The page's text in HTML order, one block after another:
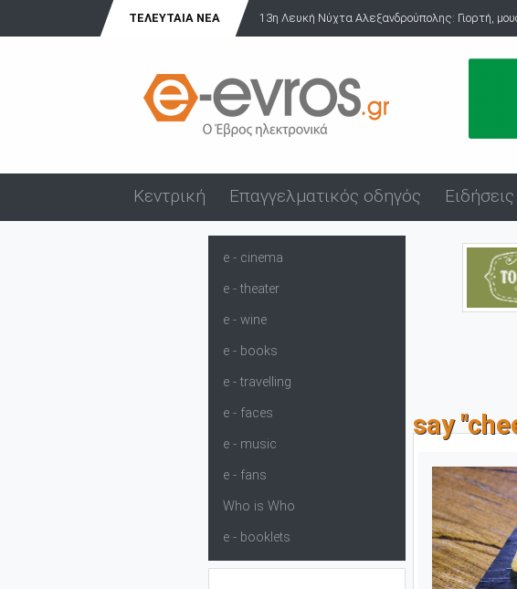
ΤΕΛΕΥΤΑΊΑ ΝΈΑ
13η Λευκή Νύχτα Αλεξανδρούπολης: Γιορτή, μουσική και έμπρακτ... Δύο
Κεντρική Επαγγελματικός οδηγός Ειδήσεις
e - cinema
e - theater
e - wine
e - books
e - travelling
e - faces
e - music
e - fans
Who is Who
e - booklets
say